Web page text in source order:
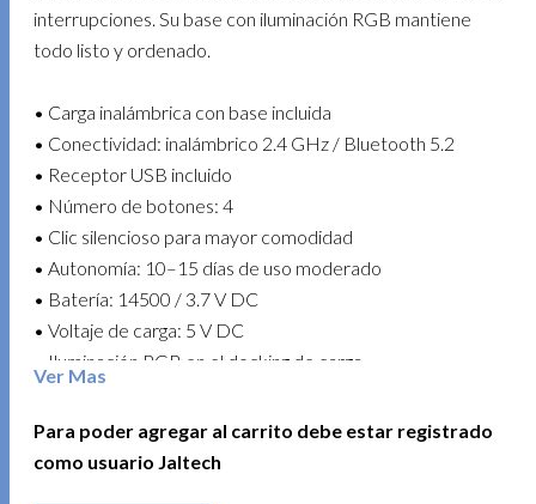
interrupciones. Su base con iluminación RGB mantiene
todo listo y ordenado.
• Carga inalámbrica con base incluida
• Conectividad: inalámbrico 2.4 GHz / Bluetooth 5.2
• Receptor USB incluido
• Número de botones: 4
• Clic silencioso para mayor comodidad
• Autonomía: 10–15 días de uso moderado
• Batería: 14500 / 3.7 V DC
• Voltaje de carga: 5 V DC
• Iluminación RGB en el docking de carga
• Compatible con Windows / Mac OS / Android / Linux /
iOS
Ver Mas
Para poder agregar al carrito debe estar registrado
como usuario Jaltech